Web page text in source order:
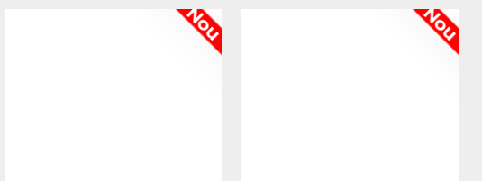
la lampa LED timp de 60 de secunde sau la lampa UV timp
secunde.
Nou Nou